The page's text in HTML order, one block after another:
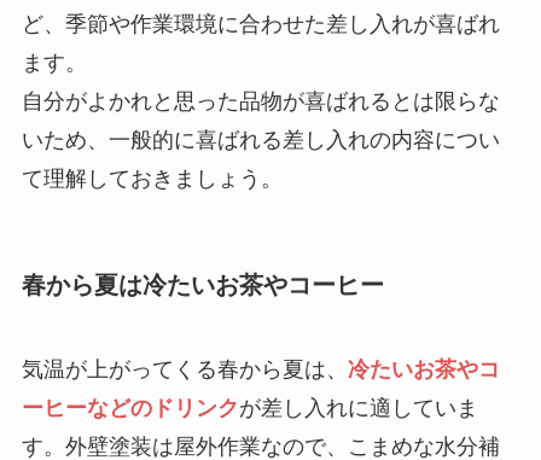
ど、季節や作業環境に合わせた差し入れが喜ばれ
ます。
自分がよかれと思った品物が喜ばれるとは限らな
いため、一般的に喜ばれる差し入れの内容につい
て理解しておきましょう。
春から夏は冷たいお茶やコーヒー
気温が上がってくる春から夏は、 冷たいお茶やコ
ーヒーなどのドリンクが差し入れに適していま
す。外壁塗装は屋外作業なので、こまめな水分補